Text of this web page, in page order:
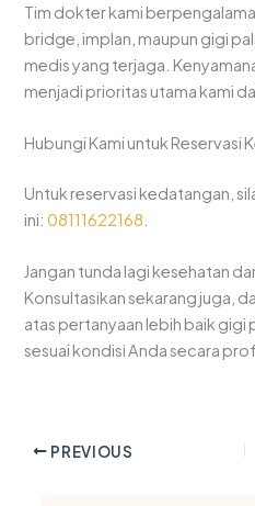
Tim dokter kami
bridge, implan, maupun gigi
medis yang terjaga.
menjadi prioritas utama kami
Hubungi Kami untuk Reservasi
Untuk reservasi kedatangan,
ini:08111622168
Jangan tunda lagi kesehatan
Konsultasikan sekarang juga,
atas pertanyaan lebih baik gigi
sesuai kondisi Anda secara
PREVIOUS